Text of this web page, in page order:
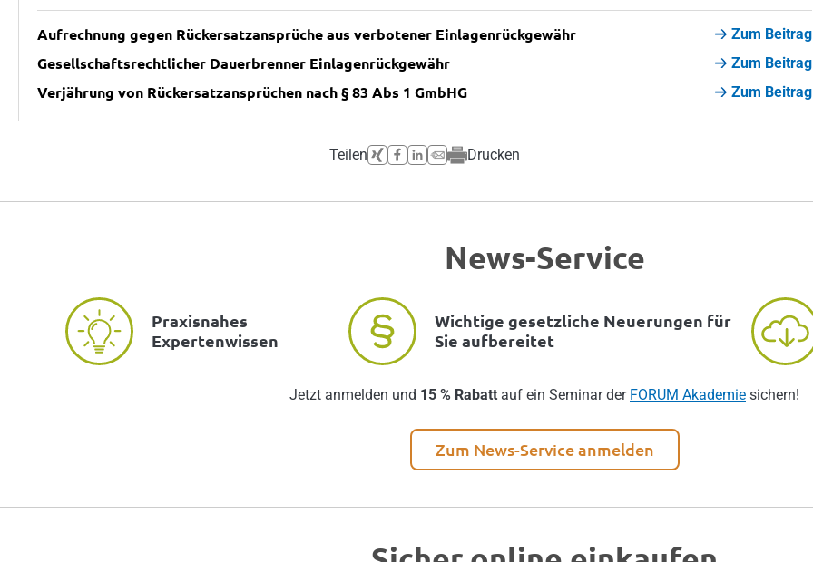
Aufrechnung gegen Rückersatzansprüche aus verbotener Einlagenrückgewähr Zum Beitrag
Gesellschaftsrechtlicher Dauerbrenner Einlagenrückgewähr Zum Beitrag
Verjährung von Rückersatzansprüchen nach § 83 Abs 1 GmbHG Zum Beitrag
Teilen Drucken
News-Service
Praxisnahes
Expertenwissen
Wichtige gesetzliche Neuerungen für
Sie aufbereitet
Jetzt anmelden und 15 % Rabatt auf ein Seminar der FORUM Akademie sichern!
Zum News-Service anmelden